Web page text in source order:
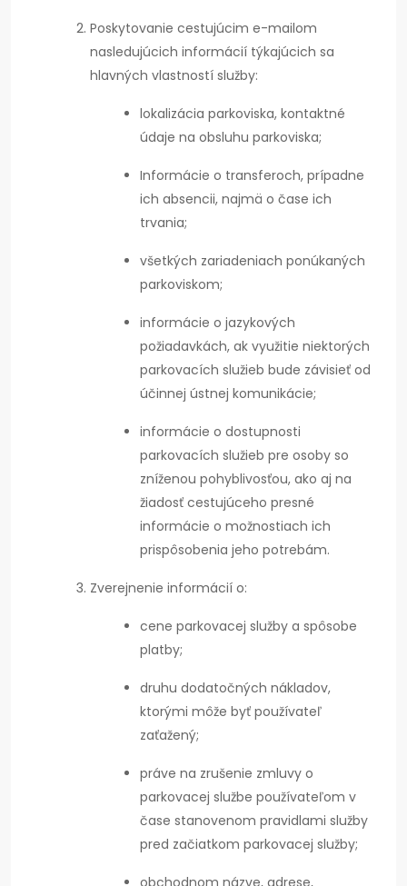
Poskytovanie cestujúcim e-mailom
nasledujúcich informácií týkajúcich sa
hlavných vlastností služby:
lokalizácia parkoviska, kontaktné
údaje na obsluhu parkoviska;
Informácie o transferoch, prípadne
ich absencii, najmä o čase ich
trvania;
všetkých zariadeniach ponúkaných
parkoviskom;
informácie o jazykových
požiadavkách, ak využitie niektorých
parkovacích služieb bude závisieť od
účinnej ústnej komunikácie;
informácie o dostupnosti
parkovacích služieb pre osoby so
zníženou pohyblivosťou, ako aj na
žiadosť cestujúceho presné
informácie o možnostiach ich
prispôsobenia jeho potrebám.
Zverejnenie informácií o:
cene parkovacej služby a spôsobe
platby;
druhu dodatočných nákladov,
ktorými môže byť používateľ
zaťažený;
práve na zrušenie zmluvy o
parkovacej službe používateľom v
čase stanovenom pravidlami služby
pred začiatkom parkovacej služby;
obchodnom názve, adrese,